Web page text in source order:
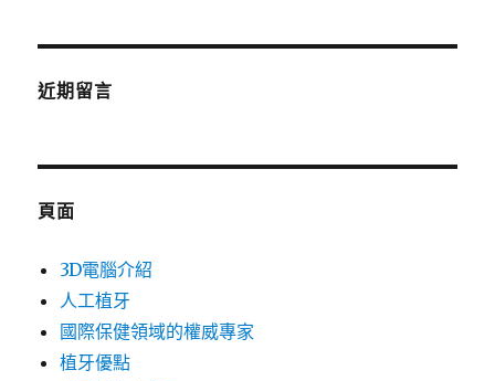
鍵
近期留言
頁面
3D電腦介紹
人工植牙
國際保健領域的權威專家
植牙優點